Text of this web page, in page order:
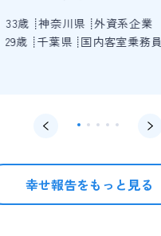
33歳 神奈川県 外資系企業
29歳
千葉県 国内客室乗務員
幸せ報告をもっと見る